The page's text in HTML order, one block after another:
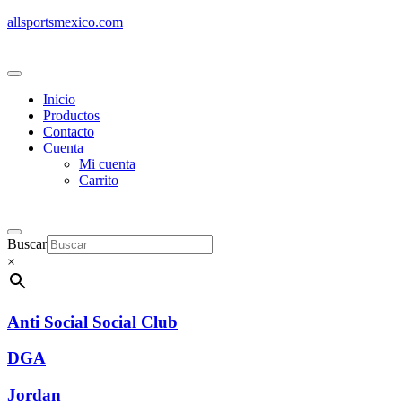
allsportsmexico.com
Inicio
Productos
Contacto
Cuenta
Mi cuenta
Carrito
Buscar
×
Anti Social Social Club
DGA
Jordan